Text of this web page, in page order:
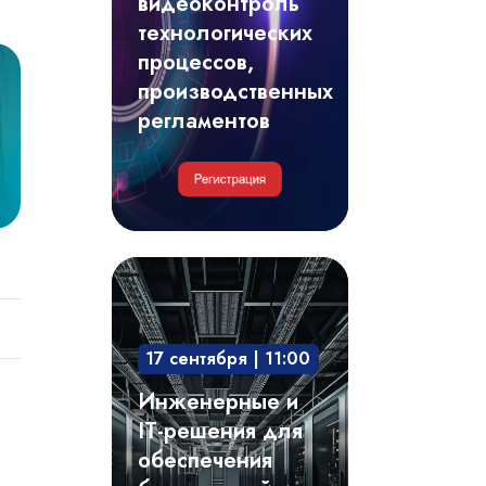
регламентов
технологических
процессов,
производственных
регламентов
Инженерные
и
IT-
решения
для
обеспечения
безотказной
17 сентября | 11:00
Инженерные и
IT-решения для
обеспечения